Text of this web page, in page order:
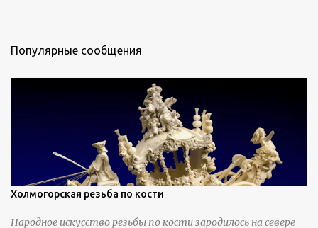
Популярные сообщения
Холмогорская резьба по кости
Народное искусство резьбы по кости зародилось на севере